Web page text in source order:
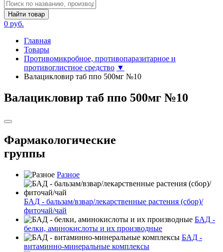
Найти товар
0 руб.
Главная
Товары
Противомикробное, противопаразитарное и
противоглистное средство ▼
Валацикловир таб ппо 500мг №10
Валацикловир таб ппо 500мг №10
Фармакологические
группы
Разное
БАД - бальзам/взвар/лекарственные растения (сбор)/
фиточай/чай
БАД -
белки, аминокислоты и их производные
БАД -
витаминно-минеральные комплексы